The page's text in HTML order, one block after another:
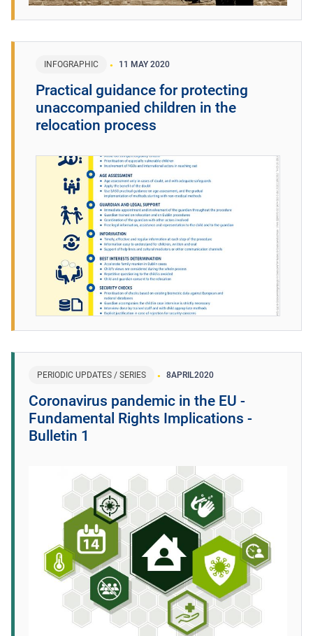
INFOGRAPHIC 11 MAY 2020
Practical guidance for protecting
unaccompanied children in the
relocation process
PERIODIC UPDATES / SERIES 8APRIL2020
Coronavirus pandemic in the EU -
Fundamental Rights Implications -
Bulletin 1